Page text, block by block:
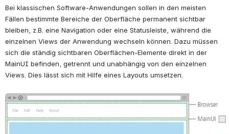
Bei klassischen Software-Anwendungen sollen in den meisten
Fällen bestimmte Bereiche der Oberfläche permanent sichtbar
bleiben, z.B. eine Navigation oder eine Statusleiste, während die
einzelnen Views der Anwendung wechseln können. Dazu müssen
sich die ständig sichtbaren Oberflächen-Elemente direkt in der
MainUI befinden, getrennt und unabhängig von den einzelnen
Views. Dies lässt sich mit Hilfe eines Layouts umsetzen.
Open